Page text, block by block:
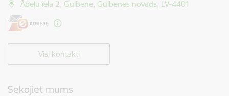
Ābeļu iela 2, Gulbene, Gulbenes novads, LV-4401
Visi kontakti
Sekojiet mums